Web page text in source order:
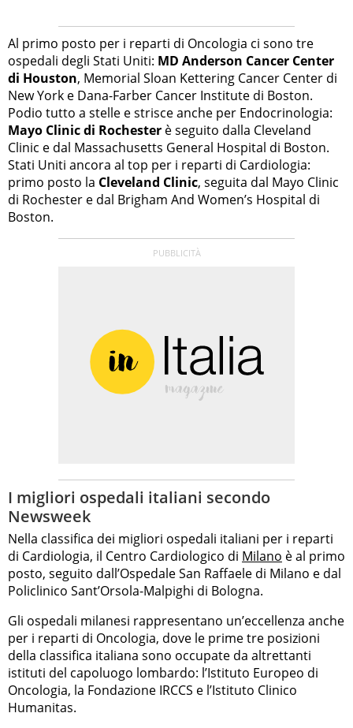
Al primo posto per i reparti di Oncologia ci sono tre
ospedali degli Stati Uniti: MD Anderson Cancer Center
di Houston, Memorial Sloan Kettering Cancer Center di
New York e Dana-Farber Cancer Institute di Boston.
Podio tutto a stelle e strisce anche per Endocrinologia:
Mayo Clinic di Rochester è seguito dalla Cleveland
Clinic e dal Massachusetts General Hospital di Boston.
Stati Uniti ancora al top per i reparti di Cardiologia:
primo posto la Cleveland Clinic, seguita dal Mayo Clinic
di Rochester e dal Brigham And Women’s Hospital di
Boston.
I migliori ospedali italiani secondo
Newsweek
Nella classifica dei migliori ospedali italiani per i reparti
di Cardiologia, il Centro Cardiologico di Milano è al primo
posto, seguito dall’Ospedale San Raffaele di Milano e dal
Policlinico Sant’Orsola-Malpighi di Bologna.
Gli ospedali milanesi rappresentano un’eccellenza anche
per i reparti di Oncologia, dove le prime tre posizioni
della classifica italiana sono occupate da altrettanti
istituti del capoluogo lombardo: l’Istituto Europeo di
Oncologia, la Fondazione IRCCS e l’Istituto Clinico
Humanitas.